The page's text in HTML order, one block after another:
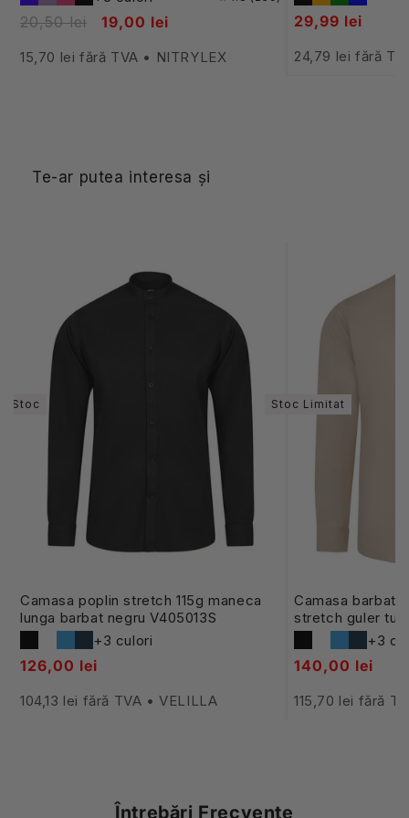
20,50 lei 19,00 lei
15,70 lei fără TVA • NITRYLEX
29,99 lei
24,79 lei fără
Te-ar putea interesa și
Stoc
Camasa poplin stretch 115g maneca
lunga barbat negru V405013S
+3 culori
126,00 lei
104,13 lei fără TVA • VELILLA
Stoc Limitat
Camasa barbat
stretch guler
V405013S +3
140,00 lei
115,70 lei fără
Întrebări Frecvente